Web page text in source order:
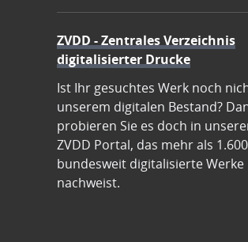
ZVDD - Zentrales Verzeichnis
digitalisierter Drucke
Ist Ihr gesuchtes Werk noch
unserem digitalen Bestand?
probieren Sie es doch in
ZVDD Portal, das mehr als
bundesweit digitalisierte Werke
nachweist.